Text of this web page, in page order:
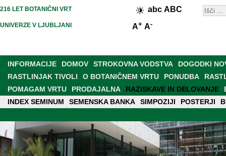
abc ABC
A+ A-
216 LET BOTANIČNI VRT
UNIVERZE V LJUBLJANI
INFORMACIJE DOMOV STROKOVNA VODSTVA
DOGODKI
RASTLINJAK TIVOLI
O BOTANIČNEM VRTU PONUDBA
POMAGAM VRTU
PRODAJALNA
RAZISKAVE IN DELOVANJE
INDEX SEMINUM
SEMENSKA BANKA SIMPOZIJI POSTERJI
MREŽA BOT. VRTOV IN ARBORETUMOV
NOVI VRT